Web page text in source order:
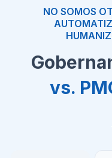
NO SOMOS
vs.